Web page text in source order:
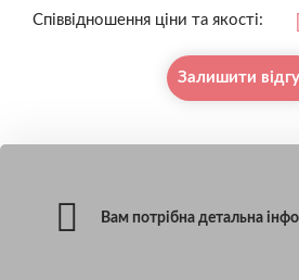
Співвідношення ціни та якості:
Залишити
Вам потрібна детальна